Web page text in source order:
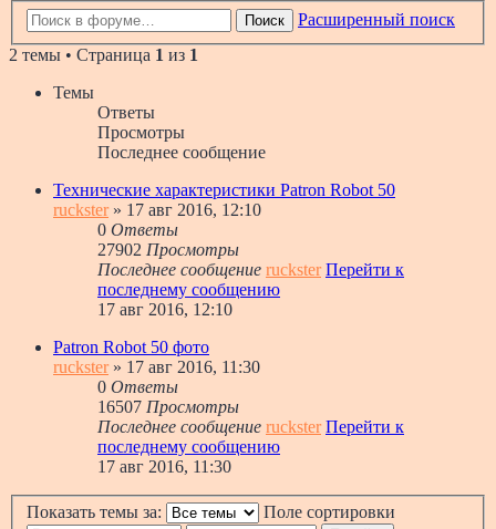
Поиск
Расширенный поиск
2 темы • Страница 1 из 1
Темы
Ответы
Просмотры
Последнее сообщение
Технические характеристики Patron Robot 50
ruckster» 17 авг 2016, 12:10
0 Ответы
27902 Просмотры
Последнее сообщение ruckster Перейти к
последнему сообщению
17 авг 2016, 12:10
Patron Robot 50 фото
ruckster» 17 авг 2016, 11:30
0 Ответы
16507 Просмотры
Последнее сообщение ruckster Перейти к
последнему сообщению
17 авг 2016, 11:30
Показать темы за: Поле сортировки